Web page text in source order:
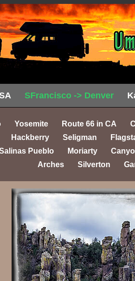
SFrancisco -> Denver
Yosemite Route 66 in CA
Hackberry Seligman
Pueblo Moriarty
Arches
Silverton